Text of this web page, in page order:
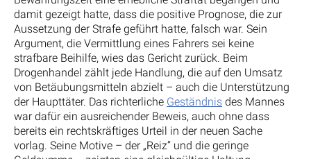
damit gezeigt hatte, dass die positive Prognose, die zur
Aussetzung der Strafe geführt hatte, falsch war. Sein
Argument, die Vermittlung eines Fahrers sei keine
strafbare Beihilfe, wies das Gericht zurück. Beim
Drogenhandel zählt jede Handlung, die auf den Umsatz
von Betäubungsmitteln abzielt – auch die Unterstützung
der Haupttäter. Das richterliche Geständnis des Mannes
war dafür ein ausreichender Beweis, auch ohne dass
bereits ein rechtskräftiges Urteil in der neuen Sache
vorlag. Seine Motive – der „Reiz“ und die geringe